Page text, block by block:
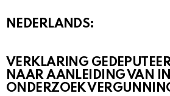
NEDERLANDS:
VERKLARING
NAAR AANLEIDING VAN
ONDERZOEK